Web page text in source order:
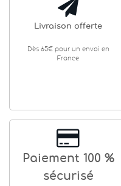
Livraison offerte
Dès 65€ pour un envoi en
France
Paiement 100 %
sécurisé